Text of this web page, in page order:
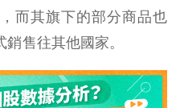
而其旗下的部分商品也
售往其他國家。